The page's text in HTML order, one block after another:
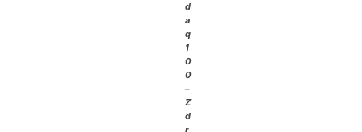
d
a
q
1
0
0
–
Z
d
r